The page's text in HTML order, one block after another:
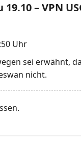
– VPN
Uhr
sei erwähnt,
nicht.